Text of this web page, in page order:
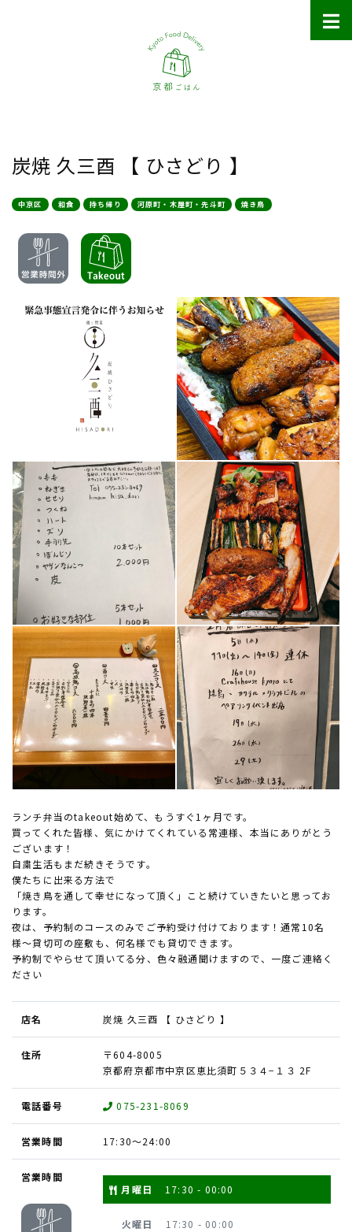
炭焼 久三酉 【 ひさどり 】
中京区 和食 持ち帰り 河原町・木屋町・先斗町 焼き鳥
ランチ弁当のtakeout始めて、もうすぐ1ヶ月です。
買ってくれた皆様、気にかけてくれている常連様、本当にありがとう
ございます！
自粛生活もまだ続きそうです。
僕たちに出来る方法で
「焼き鳥を通して幸せになって頂く」こと続けていきたいと思ってお
ります。
夜は、予約制のコースのみでご予約受け付けております！通常10名
様〜貸切可の座敷も、何名様でも貸切できます。
予約制でやらせて頂いてる分、色々融通聞けますので、一度ご連絡く
ださい
店名 炭焼 久三酉 【 ひさどり 】
住所
〒604-8005
京都府京都市中京区恵比須町５３４−１３ 2F
電話番号 075-231-8069
営業時間 17:30〜24:00
営業時間
月曜日
17:30 - 00:00
火曜日 17:30 - 00:00